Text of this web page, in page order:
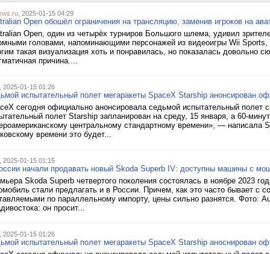
, 2025-01-15 04:29
Open обошёл ограничения на трансляцию, заменив игроков на
Open, один из четырёх турниров Большого шлема, удивил
головами, напоминающими персонажей из видеоигры Wii
такая визуализация хоть и понравилась, но показалась довольно
причина....
, 2025-01-15 01:26
испытательный полет мегаракеты SpaceX Starship анонсирован
сегодня официально анонсировала седьмой испытательный полет
полет Starship запланирован на среду, 15 января, а 60-
центральному стандартному времени», — написала
времени это будет...
, 2025-01-15 01:15
начали продавать новый Skoda Superb IV: доступны машины с
Skoda Superb четвертого поколения состоялась в ноябре 2023
стали предлагать и в России. Причем, как это часто бывает
по параллельному импорту, цены сильно разнятся. Фото:
он просит...
, 2025-01-15 01:26
испытательный полет мегаракеты SpaceX Starship аноснирован